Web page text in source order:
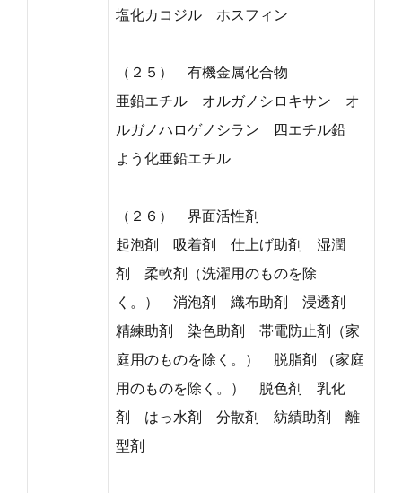
塩化カコジル ホスフィン
（２５） 有機金属化合物
亜鉛エチル オルガノシロキサン オ
ルガノハロゲノシラン 四エチル鉛
よう化亜鉛エチル
（２６） 界面活性剤
起泡剤 吸着剤 仕上げ助剤 湿潤
剤 柔軟剤（洗濯用のものを除
く。） 消泡剤 織布助剤 浸透剤
精練助剤 染色助剤 帯電防止剤（家
庭用のものを除く。） 脱脂剤 （家庭
用のものを除く。） 脱色剤 乳化
剤 はっ水剤 分散剤 紡績助剤 離
型剤